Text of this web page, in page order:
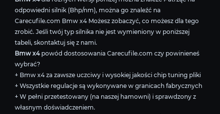
odpowiedni silnik (Bhp/nm), można go znaleźć na
Carecufile.com Bmw x4 Możesz zobaczyć, co możesz dla tego
zrobić. Jeśli twój typ silnika nie jest wymieniony w poniższej
tabeli, skontaktuj się z nami.
Bmw x4powód dostosowania Carecufile.com czy powinieneś
wybrać?
+ Bmw x4 za zawsze uczciwy i wysokiej jakości chip tuning pliki
+ Wszystkie regulacje są wykonywane w granicach fabrycznych
+ W pełni przetestowany (na naszej hamowni) i sprawdzony z
własnym doświadczeniem.